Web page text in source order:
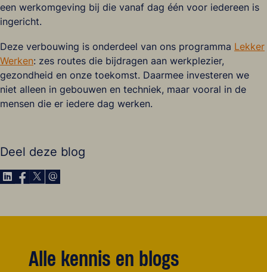
een werkomgeving bij die vanaf dag één voor iedereen is
ingericht.
Deze verbouwing is onderdeel van ons programma Lekker
Werken: zes routes die bijdragen aan werkplezier,
gezondheid en onze toekomst. Daarmee investeren we
niet alleen in gebouwen en techniek, maar vooral in de
mensen die er iedere dag werken.
Deel deze blog
Delen via LinkedIn
Delen via Facebook
Delen via X
Delen via E-Mail
Alle kennis en blogs